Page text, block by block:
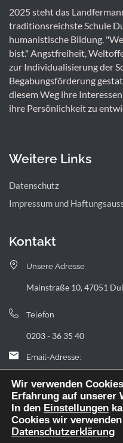
2025 steht das
traditionsreichste Schule
humanistische Bildung.
bist." Angstfreiheit,
zur Individualisierung der
Begabungsförderung
diesem Weg ihre
ihre Persönlichkeit zu
Weitere Links
Datenschutz
Impressum und
Kontakt
Unsere Adresse
Mainstraße 10, 47051
Telefon
0203 - 36 35 40
Email-Adresse:
Wir verwenden
Erfahrung auf unserer
In den Einstellungen
Cookies wir
Datenschutzerklärung